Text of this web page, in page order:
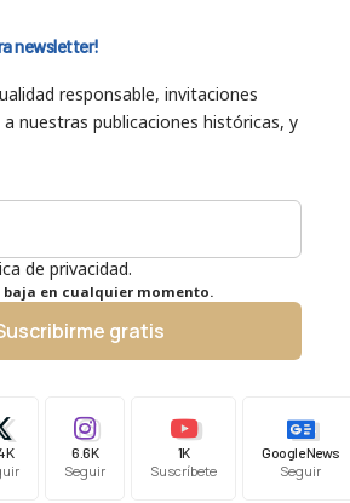
newsletter!
responsable, invitaciones
nuestras publicaciones históricas, y
de privacidad.
baja en cualquier momento.
gratis
6.6K
Seguir
1K
Suscríbete
Google News
Seguir